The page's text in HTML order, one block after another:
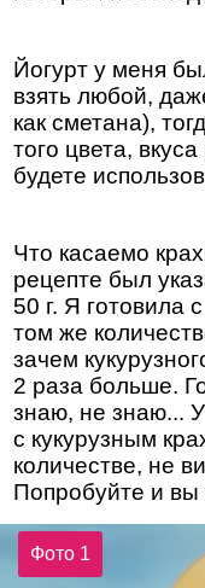
Йогурт у меня
взять любой,
как сметана),
того цвета,
будете
Что касаемо
рецепте был
50 г. Я готовила
том же
зачем
2 раза больше.
знаю, не знаю...
с кукурузным
количестве, не
Попробуйте и вы
Фото 1